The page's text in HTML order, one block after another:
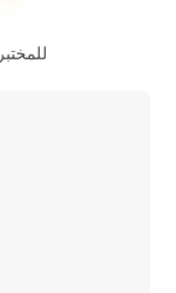
20-60 مل قارورة تخزين EPA VOA للمختبر